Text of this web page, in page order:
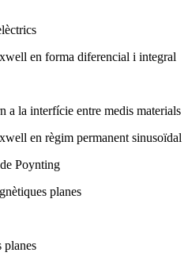
en forma diferencial i integral
a la interfície entre medis materials
en règim permanent sinusoïdal
Poynting
planes
planes